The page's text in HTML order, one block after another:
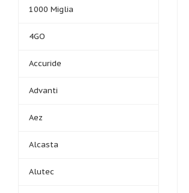
1000 Miglia
4GO
Accuride
Advanti
Aez
Alcasta
Alutec